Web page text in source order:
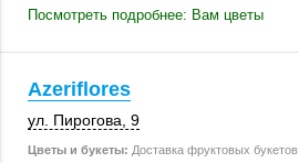
Посмотреть подробнее: Вам цветы
Azeriflores
ул. Пирогова, 9
Цветы и букеты: Доставка фруктовых букетов